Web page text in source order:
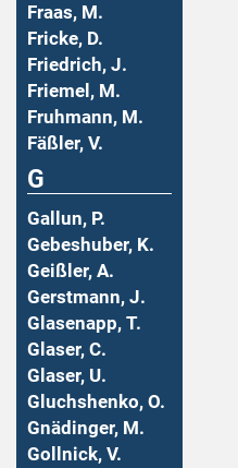
Fraas, M.
Fricke, D.
Friedrich, J.
Friemel, M.
Fruhmann, M.
Fäßler, V.
G
Gallun, P.
Gebeshuber, K.
Geißler, A.
Gerstmann, J.
Glasenapp, T.
Glaser, C.
Glaser, U.
Gluchshenko, O.
Gnädinger, M.
Gollnick, V.